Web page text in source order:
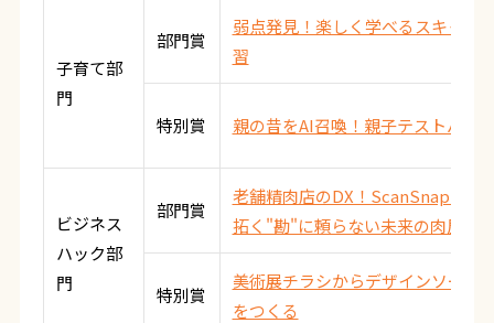
子育て部
門
部門賞
弱点発見！楽しく学べるスキャン
習
特別賞 親の昔をAI召喚！親子テストバト
ビジネス
ハック部
門
部門賞
老舗精肉店のDX！ScanSnapとAI
拓く"勘"に頼らない未来の肉屋経
特別賞
美術展チラシからデザインソース
をつくる